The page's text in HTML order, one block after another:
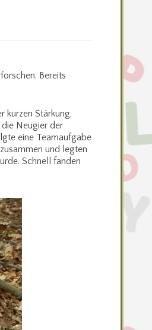
Bereits
kurzen Stärkung,
Neugier der
eine Teamaufgabe
und legten
Schnell fanden